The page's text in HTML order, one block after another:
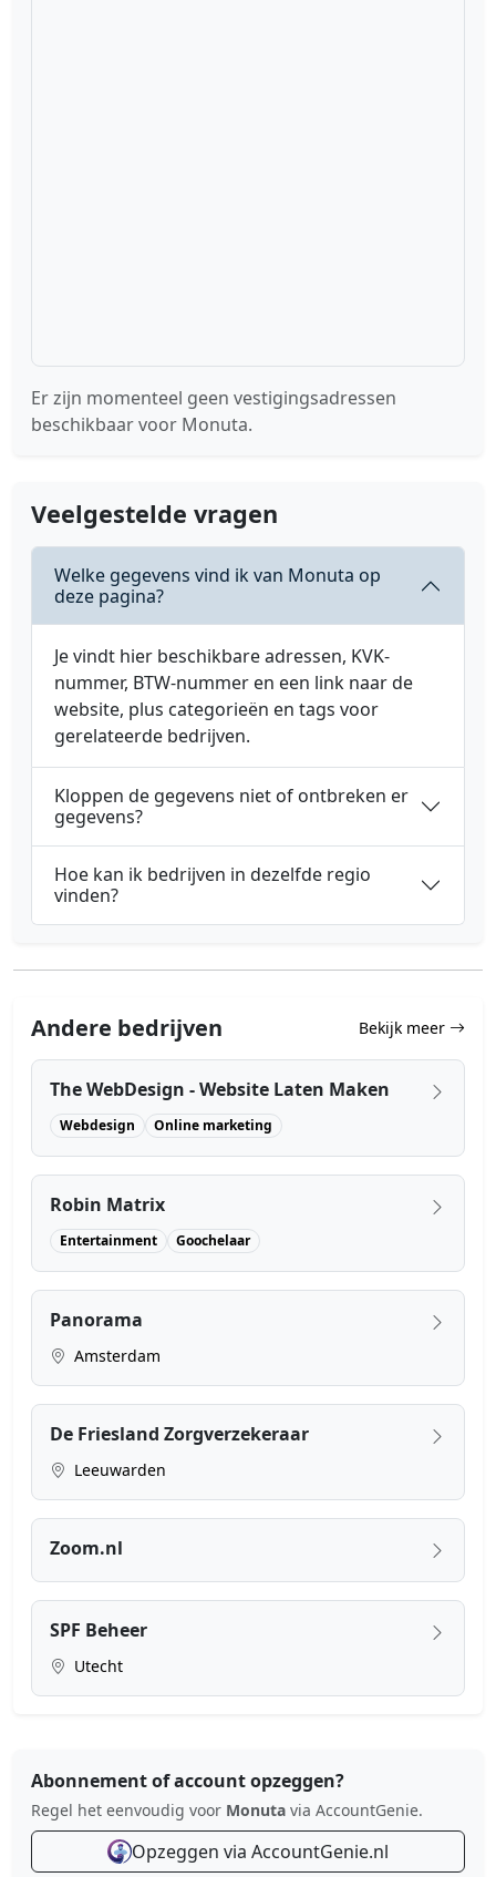
Er zijn momenteel geen vestigingsadressen
beschikbaar voor Monuta.
Veelgestelde vragen
Welke gegevens vind ik van Monuta op
deze pagina?
Je vindt hier beschikbare adressen, KVK-
nummer, BTW-nummer en een link naar de
website, plus categorieën en tags voor
gerelateerde bedrijven.
Kloppen de gegevens niet of ontbreken er
gegevens?
Hoe kan ik bedrijven in dezelfde regio
vinden?
Andere bedrijven Bekijk meer
The WebDesign - Website Laten Maken
Webdesign Online marketing
Robin Matrix
Entertainment Goochelaar
Panorama
Amsterdam
De Friesland Zorgverzekeraar
Leeuwarden
Zoom.nl
SPF Beheer
Utecht
Abonnement of account opzeggen?
Regel het eenvoudig voor Monuta via AccountGenie.
Opzeggen via AccountGenie.nl